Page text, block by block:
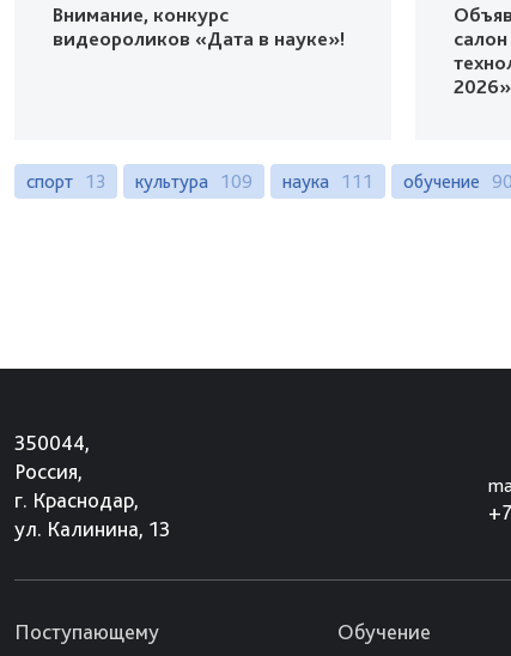
Внимание, конкурс
видеороликов «Дата в науке»!
2026»
спорт 13 культура 109 наука 111 обучение 90
350044,
Россия,
г. Краснодар,
ул. Калинина, 13
Поступающему Обучение